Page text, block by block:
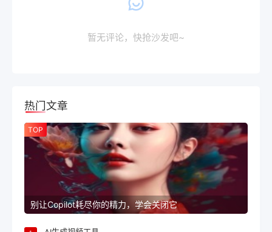
暂无评论，快抢沙发吧~
热门文章
TOP
别让Copilot耗尽你的精力，学会关闭它